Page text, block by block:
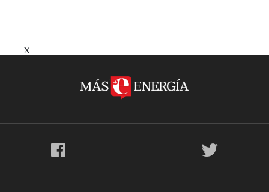
X